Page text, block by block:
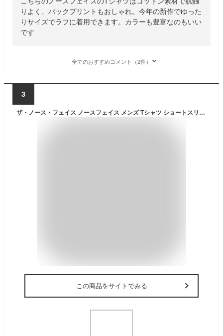
りよく、バックプリントもおしゃれ。今年の新作でゆった
りサイズでラフに着用できます。カラーも豊富なのもいい
です
全てのおすすめコメント（2件）
3
ザ・ノース・フェイス ノースフェイス メンズ Tシャツ ショートスリーブテッククルー ダックグリーン NT22599 DG S/S Tech Crew 2025春夏
この商品をサイトでみる